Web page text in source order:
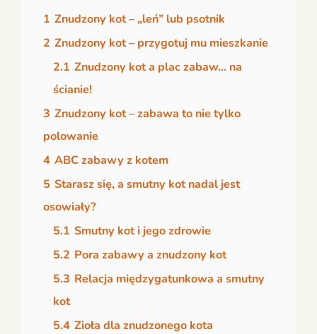
1 Znudzony kot – „leń” lub psotnik
2 Znudzony kot – przygotuj mu mieszkanie
2.1 Znudzony kot a plac zabaw… na
ścianie!
3 Znudzony kot – zabawa to nie tylko
polowanie
4 ABC zabawy z kotem
5 Starasz się, a smutny kot nadal jest
osowiały?
5.1 Smutny kot i jego zdrowie
5.2 Pora zabawy a znudzony kot
5.3 Relacja międzygatunkowa a smutny
kot
5.4 Zioła dla znudzonego kota